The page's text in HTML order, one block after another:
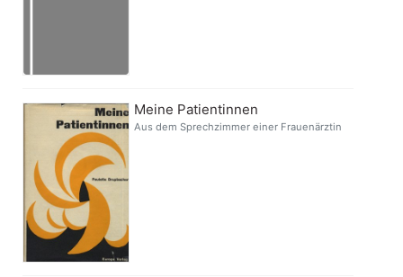
Meine Patientinnen
Aus dem Sprechzimmer einer Frauenärztin